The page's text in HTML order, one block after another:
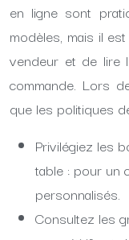
en ligne sont
modèles, mais il
vendeur et de lire
commande. Lors
que les politiques
Privilégiez les
table : pour un
personnalisés.
Consultez les